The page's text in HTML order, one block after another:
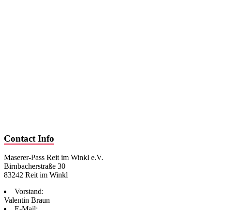
Contact Info
Maserer-Pass Reit im Winkl e.V.
Birnbacherstraße 30
83242 Reit im Winkl
Vorstand:
Valentin Braun